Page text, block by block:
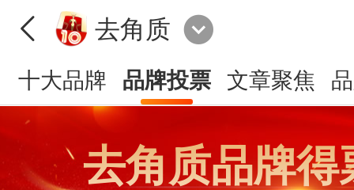
去角质
十大品牌 品牌投票 文章聚焦
去角质品牌得